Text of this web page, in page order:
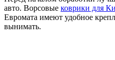
авто. Ворсовые коврики для
Евромата имеют удобное
вынимать.